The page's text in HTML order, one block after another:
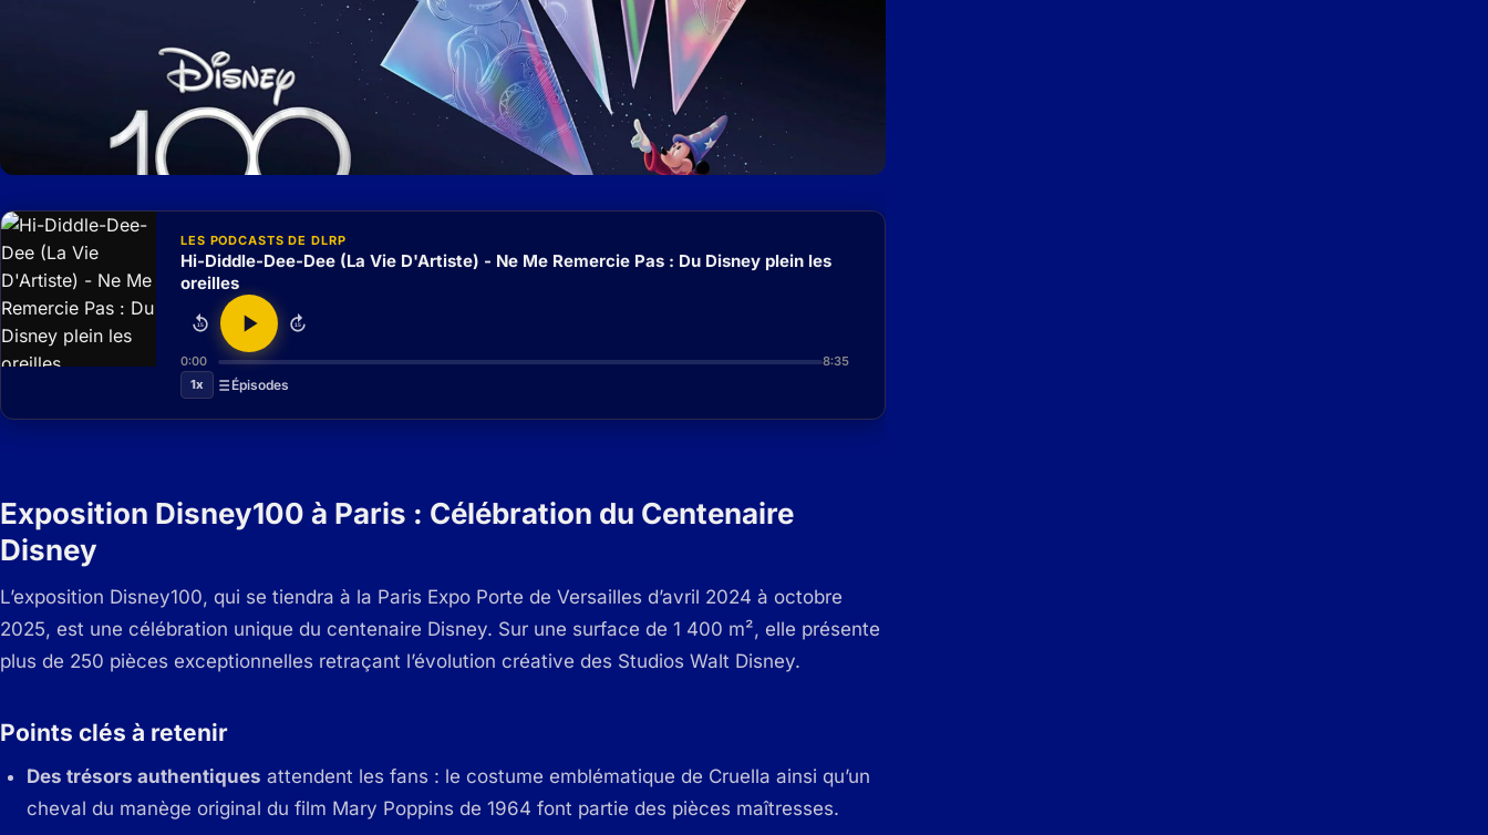
LES PODCASTS DE DLRP
Hi-Diddle-Dee-Dee (La Vie D'Artiste) - Ne Me Remercie Pas : Du Disney plein les
oreilles
15 15
0:00
8:35
1x
Épisodes
Exposition Disney100 à Paris : Célébration du Centenaire
Disney
L’exposition Disney100, qui se tiendra à la Paris Expo Porte de Versailles d’avril 2024 à octobre
2025, est une célébration unique du centenaire Disney. Sur une surface de 1 400 m², elle présente
plus de 250 pièces exceptionnelles retraçant l’évolution créative des Studios Walt Disney.
Points clés à retenir
Des trésors authentiques attendent les fans : le costume emblématique de Cruella ainsi qu’un
cheval du manège original du film Mary Poppins de 1964 font partie des pièces maîtresses.